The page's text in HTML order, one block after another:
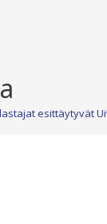
esittäytyvät